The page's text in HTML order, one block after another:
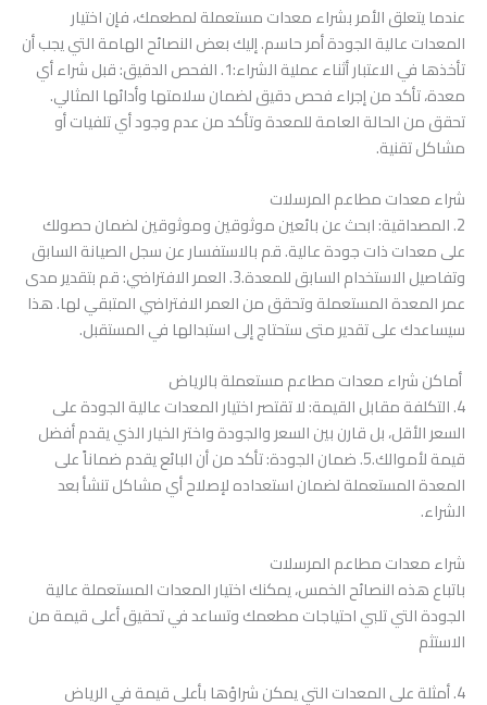
عندما يتعلق الأمر بشراء معدات مستعملة لمطعمك، فإن اختيار
المعدات عالية الجودة أمر حاسم. إليك بعض النصائح الهامة التي يجب أن
تأخذها في الاعتبار أثناء عملية الشراء:1. الفحص الدقيق: قبل شراء أي
معدة، تأكد من إجراء فحص دقيق لضمان سلامتها وأدائها المثالي.
تحقق من الحالة العامة للمعدة وتأكد من عدم وجود أي تلفيات أو
مشاكل تقنية.
شراء معدات مطاعم المرسلات
2. المصداقية: ابحث عن بائعين موثوقين وموثوقين لضمان حصولك
على معدات ذات جودة عالية. قم بالاستفسار عن سجل الصيانة السابق
وتفاصيل الاستخدام السابق للمعدة.3. العمر الافتراضي: قم بتقدير مدى
عمر المعدة المستعملة وتحقق من العمر الافتراضي المتبقي لها. هذا
سيساعدك على تقدير متى ستحتاج إلى استبدالها في المستقبل.
أماكن شراء معدات مطاعم مستعملة بالرياض
4. التكلفة مقابل القيمة: لا تقتصر اختيار المعدات عالية الجودة على
السعر الأقل، بل قارن بين السعر والجودة واختر الخيار الذي يقدم أفضل
قيمة لأموالك.5. ضمان الجودة: تأكد من أن البائع يقدم ضماناً على
المعدة المستعملة لضمان استعداده لإصلاح أي مشاكل تنشأ بعد
الشراء.
شراء معدات مطاعم المرسلات
باتباع هذه النصائح الخمس، يمكنك اختيار المعدات المستعملة عالية
الجودة التي تلبي احتياجات مطعمك وتساعد في تحقيق أعلى قيمة من
الاستثم
4. أمثلة على المعدات التي يمكن شراؤها بأعلى قيمة في الرياض